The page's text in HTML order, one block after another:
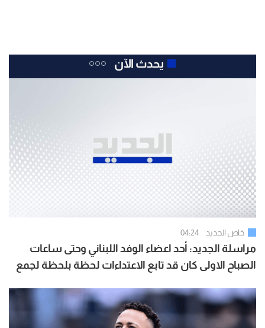
يحدث الآن
خاص الجديد 04:24
مراسلة الجديد: أحد اعضاء الوفد اللبناني وحتى ساعات
الصباح الاولى كان قد تابع الاعتداءات لحظة بلحظة لجمع
صور